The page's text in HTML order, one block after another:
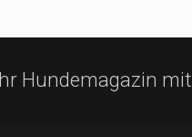
Hundemagazin mit